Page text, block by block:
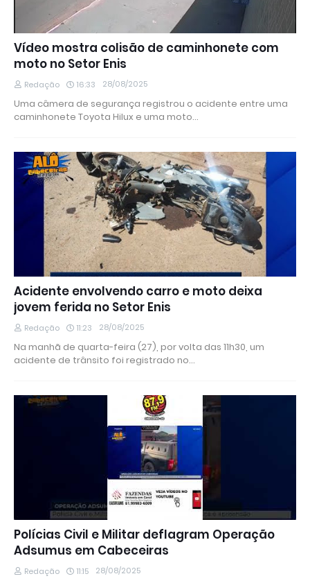
Vídeo mostra colisão de caminhonete com
moto no Setor Enis
Redação 16:33 28/08/2025
Uma câmera de segurança registrou o acidente entre uma
caminhonete Toyota Hilux e uma moto…
Acidente envolvendo carro e moto deixa
jovem ferida no Setor Enis
Redação 11:23 28/08/2025
Na manhã de quarta-feira (27), por volta das 11h30, um
acidente de trânsito foi registrado no…
Polícias Civil e Militar deflagram Operação
Adsumus em Cabeceiras
Redação 11:15 28/08/2025